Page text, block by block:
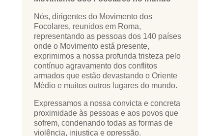
Nós, dirigentes do Movimento dos
Focolares, reunidos em Roma,
representando as pessoas dos 140 países
onde o Movimento está presente,
exprimimos a nossa profunda tristeza pelo
contínuo agravamento dos conflitos
armados que estão devastando o Oriente
Médio e muitos outros lugares do mundo.
Expressamos a nossa convicta e concreta
proximidade às pessoas e aos povos que
sofrem, condenando todas as formas de
violência, injustiça e opressão.